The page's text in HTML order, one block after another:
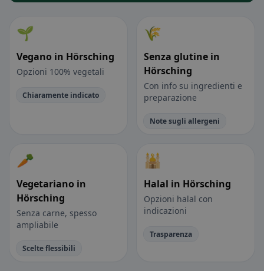
🌱
Vegano in Hörsching
Opzioni 100% vegetali
Chiaramente indicato
🌾
Senza glutine in
Hörsching
Con info su ingredienti e
preparazione
Note sugli allergeni
🥕
Vegetariano in
Hörsching
Senza carne, spesso
ampliabile
Scelte flessibili
🕌
Halal in Hörsching
Opzioni halal con
indicazioni
Trasparenza